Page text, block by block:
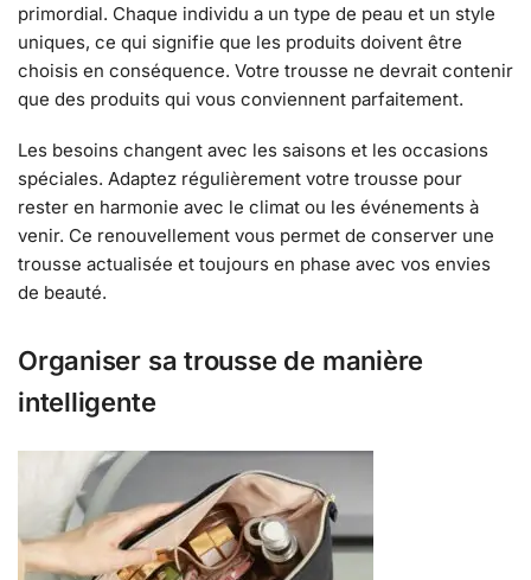
primordial. Chaque individu a un type de peau et un style
uniques, ce qui signifie que les produits doivent être
choisis en conséquence. Votre trousse ne devrait contenir
que des produits qui vous conviennent parfaitement.
Les besoins changent avec les saisons et les occasions
spéciales. Adaptez régulièrement votre trousse pour
rester en harmonie avec le climat ou les événements à
venir. Ce renouvellement vous permet de conserver une
trousse actualisée et toujours en phase avec vos envies
de beauté.
Organiser sa trousse de manière
intelligente